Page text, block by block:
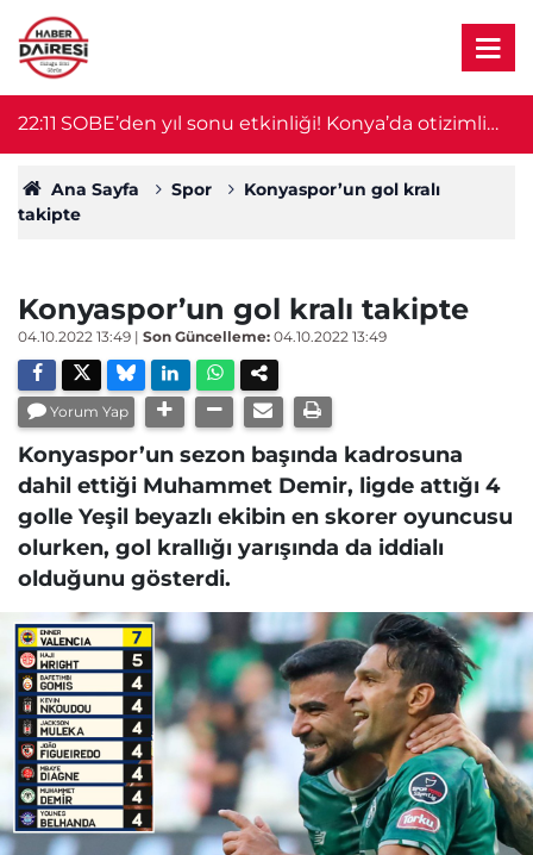
22:11 SOBE’den yıl sonu etkinliği! Konya’da otizimli
öğrenciler sahne aldı
Ana Sayfa Spor
Konyaspor’un gol kralı
takipte
Konyaspor’un gol kralı takipte
04.10.2022 13:49 | Son Güncelleme: 04.10.2022 13:49
Yorum Yap
Konyaspor’un sezon başında kadrosuna
dahil ettiği Muhammet Demir, ligde attığı 4
golle Yeşil beyazlı ekibin en skorer oyuncusu
olurken, gol krallığı yarışında da iddialı
olduğunu gösterdi.